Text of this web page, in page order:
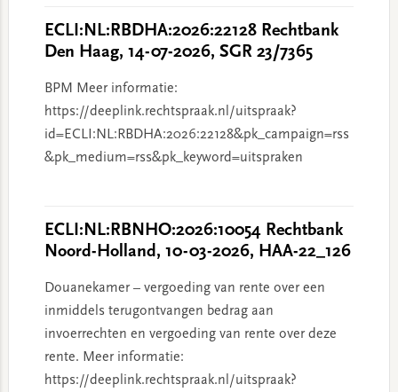
ECLI:NL:RBDHA:2026:22128 Rechtbank
Den Haag, 14-07-2026, SGR 23/7365
BPM Meer informatie:
https://deeplink.rechtspraak.nl/uitspraak?
id=ECLI:NL:RBDHA:2026:22128&pk_campaign=rss
&pk_medium=rss&pk_keyword=uitspraken
ECLI:NL:RBNHO:2026:10054 Rechtbank
Noord-Holland, 10-03-2026, HAA-22_126
Douanekamer – vergoeding van rente over een
inmiddels terugontvangen bedrag aan
invoerrechten en vergoeding van rente over deze
rente. Meer informatie:
https://deeplink.rechtspraak.nl/uitspraak?